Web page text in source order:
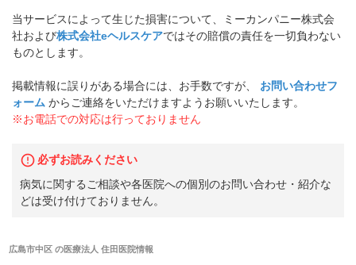
当サービスによって生じた損害について、ミーカンパニー株式会
社および株式会社eヘルスケアではその賠償の責任を一切負わない
ものとします。
掲載情報に誤りがある場合には、お手数ですが、
お問い合わせフ
ォーム からご連絡をいただけますようお願いいたします。
※お電話での対応は行っておりません
必ずお読みください
病気に関するご相談や各医院への個別のお問い合わせ・紹介な
どは受け付けておりません。
広島市中区の医療法人 住田医院情報